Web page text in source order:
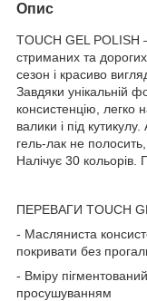
Опис
TOUCH GEL POLISH
стриманих та дорогих
сезон і красиво
Завдяки унікальній
консистенцію, легко
валики і під
гель-лак не
Налічує 30 кольорів.
ПЕРЕВАГИ TOUCH
- Масляниста
покривати без
- Вміру
просушуванням